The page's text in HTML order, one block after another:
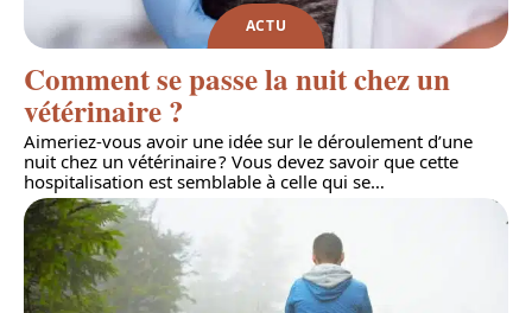
ACTU
Comment se passe la nuit chez un
vétérinaire ?
Aimeriez-vous avoir une idée sur le déroulement d’une
nuit chez un vétérinaire ? Vous devez savoir que cette
hospitalisation est semblable à celle qui se…